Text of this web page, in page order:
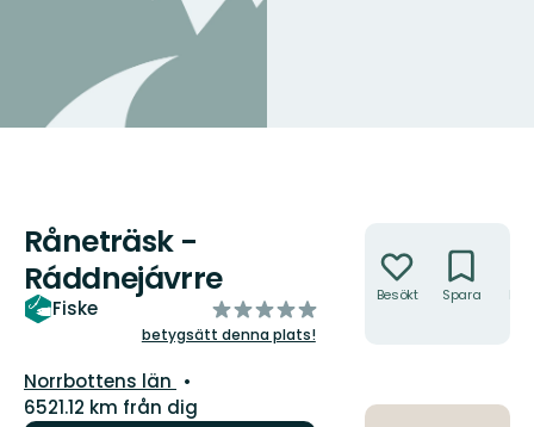
Råneträsk -
Ráddnejávrre
Fiske
av
5
betygsätt denna plats!
Län:
Norrbottens län
6521.12 km från dig
Besökt Spara